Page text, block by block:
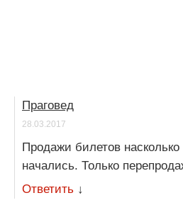
Праговед
28.03.2017
Продажи билетов
начались. Только
Ответить ↓